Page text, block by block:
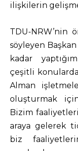
ilişkilerin
TDU-
söyleyen
kadar
çeşitli
Alman
oluşturmak
Bizim
araya gelerek
biz